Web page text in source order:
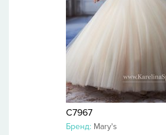
C7967
Бренд: Mary's